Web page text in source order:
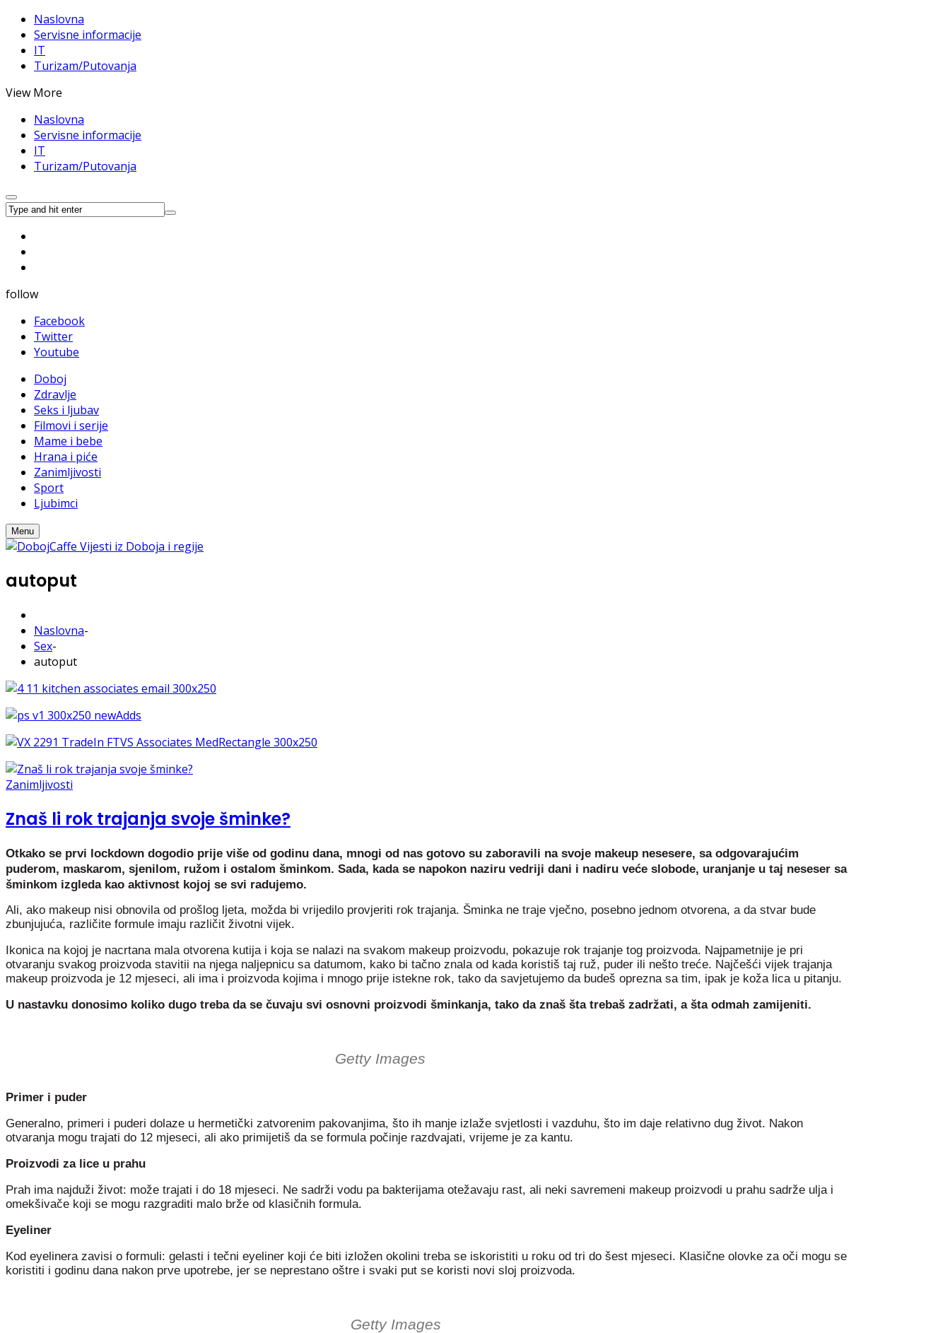
Naslovna
Servisne informacije
IT
Turizam/Putovanja
View More
Naslovna
Servisne informacije
IT
Turizam/Putovanja
follow
Facebook
Twitter
Youtube
Doboj
Zdravlje
Seks i ljubav
Filmovi i serije
Mame i bebe
Hrana i piće
Zanimljivosti
Sport
Ljubimci
Menu
autoput
Naslovna-
Sex-
autoput
Zanimljivosti
Znaš li rok trajanja svoje šminke?
Otkako se prvi lockdown dogodio prije više od godinu dana, mnogi od nas gotovo su zaboravili na svoje makeup nesesere, sa odgovarajućim
puderom, maskarom, sjenilom, ružom i ostalom šminkom. Sada, kada se napokon naziru vedriji dani i nadiru veće slobode, uranjanje u taj neseser sa
šminkom izgleda kao aktivnost kojoj se svi radujemo.
Ali, ako makeup nisi obnovila od prošlog ljeta, možda bi vrijedilo provjeriti rok trajanja. Šminka ne traje vječno, posebno jednom otvorena, a da stvar bude
zbunjujuća, različite formule imaju različit životni vijek.
Ikonica na kojoj je nacrtana mala otvorena kutija i koja se nalazi na svakom makeup proizvodu, pokazuje rok trajanje tog proizvoda. Najpametnije je pri
otvaranju svakog proizvoda stavitii na njega naljepnicu sa datumom, kako bi tačno znala od kada koristiš taj ruž, puder ili nešto treće. Najčešći vijek trajanja
makeup proizvoda je 12 mjeseci, ali ima i proizvoda kojima i mnogo prije istekne rok, tako da savjetujemo da budeš oprezna sa tim, ipak je koža lica u pitanju.
U nastavku donosimo koliko dugo treba da se čuvaju svi osnovni proizvodi šminkanja, tako da znaš šta trebaš zadržati, a šta odmah zamijeniti.
Getty Images
Primer i puder
Generalno, primeri i puderi dolaze u hermetički zatvorenim pakovanjima, što ih manje izlaže svjetlosti i vazduhu, što im daje relativno dug život. Nakon
otvaranja mogu trajati do 12 mjeseci, ali ako primijetiš da se formula počinje razdvajati, vrijeme je za kantu.
Proizvodi za lice u prahu
Prah ima najduži život: može trajati i do 18 mjeseci. Ne sadrži vodu pa bakterijama otežavaju rast, ali neki savremeni makeup proizvodi u prahu sadrže ulja i
omekšivače koji se mogu razgraditi malo brže od klasičnih formula.
Eyeliner
Kod eyelinera zavisi o formuli: gelasti i tečni eyeliner koji će biti izložen okolini treba se iskoristiti u roku od tri do šest mjeseci. Klasične olovke za oči mogu se
koristiti i godinu dana nakon prve upotrebe, jer se neprestano oštre i svaki put se koristi novi sloj proizvoda.
Getty Images